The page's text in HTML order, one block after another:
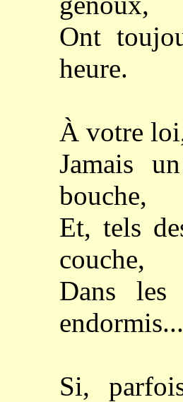
Ont
heure.
À votre
Jamais
bouche,
Et, tels
couche,
Dans
endormis...
Si,